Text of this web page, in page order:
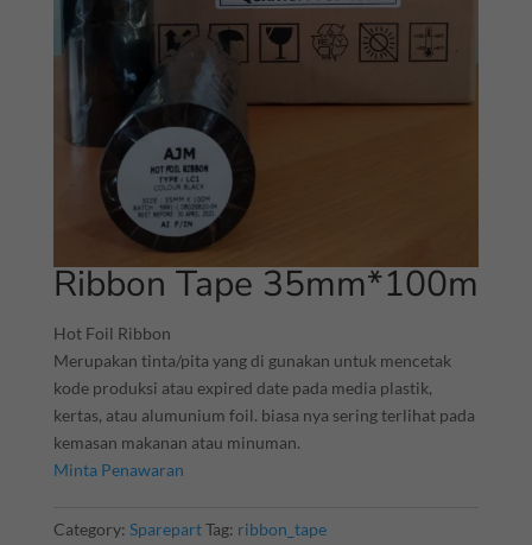
Ribbon Tape 35mm*100m
Hot Foil Ribbon
Merupakan tinta/pita yang di gunakan untuk mencetak
kode produksi atau expired date pada media plastik,
kertas, atau alumunium foil. biasa nya sering terlihat pada
kemasan makanan atau minuman.
Minta Penawaran
Category: SparepartTag: ribbon_tape